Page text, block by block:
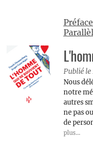
Publié le
Nous
notre
autres
ne pas
de
plus...